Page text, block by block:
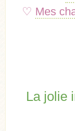
♡ Mes
La jolie